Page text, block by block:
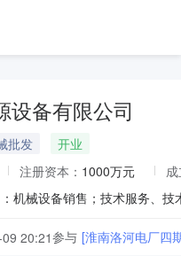
设备有限公司
批发
开业
注册资本： 1000万元
20:21参与 [淮南洛河电厂四